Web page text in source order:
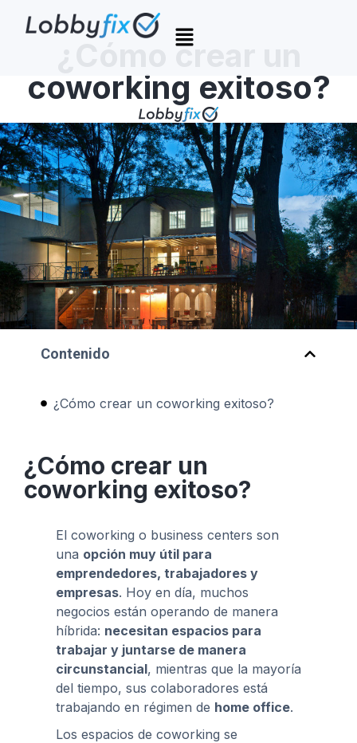
¿Cómo crear un
coworking exitoso?
Contenido
¿Cómo crear un coworking exitoso?
¿Cómo crear un
coworking exitoso?
El coworking o business centers son
una opción muy útil para
emprendedores, trabajadores y
empresas. Hoy en día, muchos
negocios están operando de manera
híbrida: necesitan espacios para
trabajar y juntarse de manera
circunstancial, mientras que la mayoría
del tiempo, sus colaboradores está
trabajando en régimen de home office.
Los espacios de coworking se